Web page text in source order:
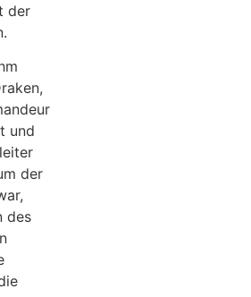
der
und
der
des